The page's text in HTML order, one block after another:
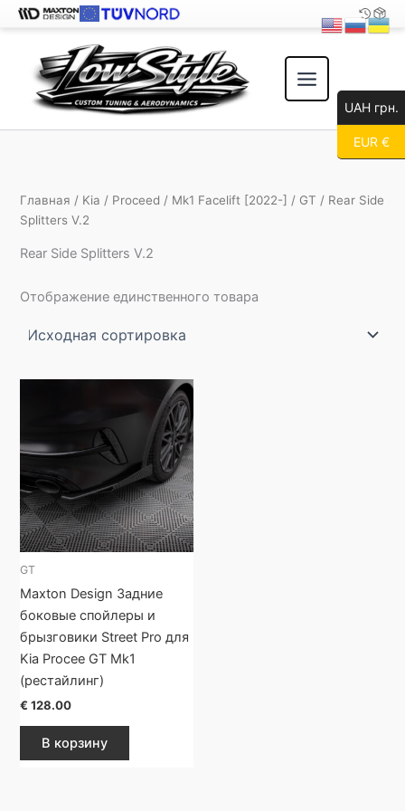
содержимому
Главная / Kia / Proceed / Mk1 Facelift [2022-] / GT / Rear Side
Splitters V.2
Rear Side Splitters V.2
Отображение единственного товара
GT
Maxton Design Задние
боковые спойлеры и
брызговики Street Pro для
Kia Procee GT Mk1
(рестайлинг)
€ 128.00
В корзину
UAH грн.
EUR €